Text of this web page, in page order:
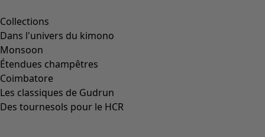
Collections
Dans l'univers du kimono
Monsoon
Étendues champêtres
Coimbatore
Les classiques de Gudrun
Des tournesols pour le HCR